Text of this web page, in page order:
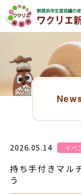
2026.05.14 イベ
持ち手付きマル
う